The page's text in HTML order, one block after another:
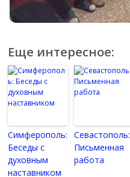
Еще интересное:
Симферополь:
Беседы с
духовным
наставником
Севастополь:
Письменная
работа